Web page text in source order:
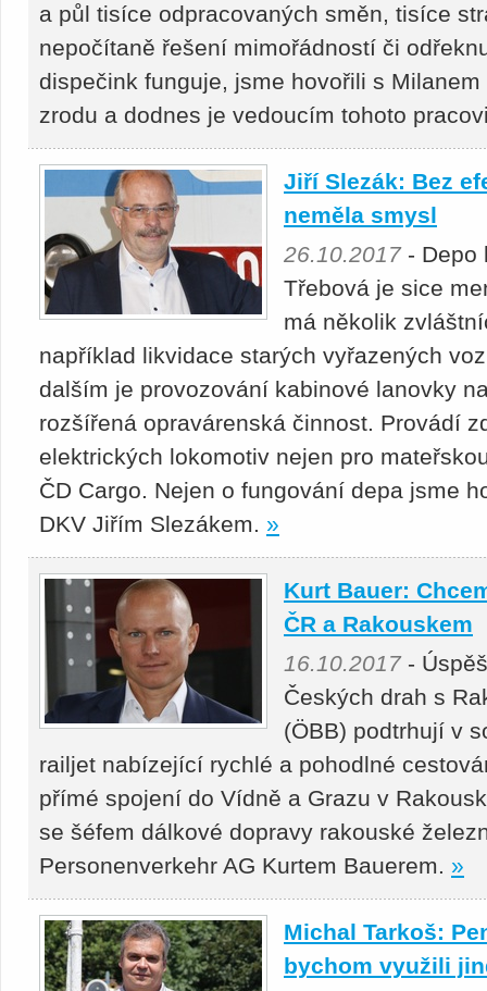
a půl tisíce odpracovaných směn, tisíce
nepočítaně řešení mimořádností či
dispečink funguje, jsme hovořili s
zrodu a dodnes je vedoucím tohoto
Jiří Slezák: Bez
neměla smysl
26.10.2017- Depo
Třebová je sice
má několik
například likvidace starých vyřazených
dalším je provozování kabinové lanovky
rozšířená opravárenská činnost. Provádí
elektrických lokomotiv nejen pro
ČD Cargo. Nejen o fungování depa jsme
DKV Jiřím Slezákem. »
Kurt Bauer:
ČR a Rakouskem
16.10.2017-
Českých drah s
(ÖBB) podtrhují v
railjet nabízející rychlé a pohodlné
přímé spojení do Vídně a Grazu v
se šéfem dálkové dopravy rakouské
Personenverkehr AG Kurtem Bauerem. »
Michal Tarkoš:
bychom využili